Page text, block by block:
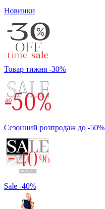
Новинки
Товар тижня -30%
Сезонний розпродаж до -50%
Sale -40%